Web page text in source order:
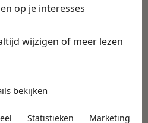
op je interesses
wijzigen of meer lezen
bekijken
Statistieken Marketing
de
app
app vind je